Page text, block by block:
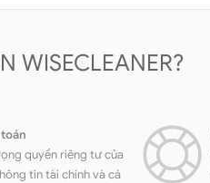
WISECLEANER?
quyền riêng tư của
tin tài chính và cá